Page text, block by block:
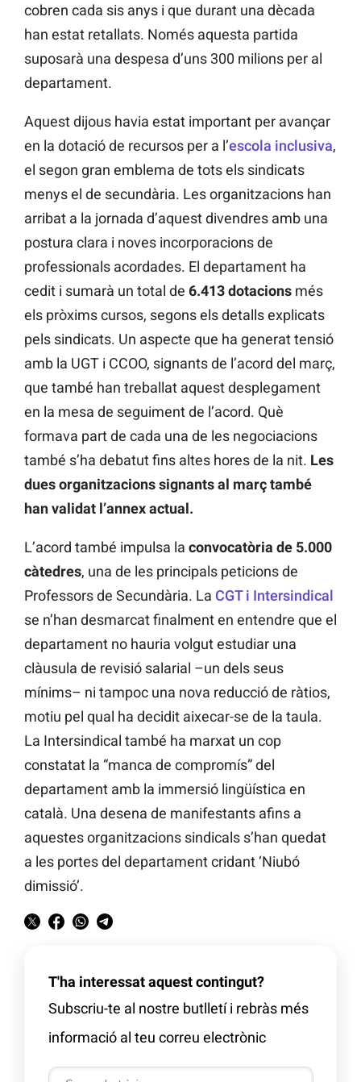
cobren cada sis anys i que durant una dècada
han estat retallats. Només aquesta partida
suposarà una despesa d’uns 300 milions per al
departament.
Aquest dijous havia estat important per avançar
en la dotació de recursos per a l’escola inclusiva,
el segon gran emblema de tots els sindicats
menys el de secundària. Les organitzacions han
arribat a la jornada d’aquest divendres amb una
postura clara i noves incorporacions de
professionals acordades. El departament ha
cedit i sumarà un total de 6.413 dotacions més
els pròxims cursos, segons els detalls explicats
pels sindicats. Un aspecte que ha generat tensió
amb la UGT i CCOO, signants de l’acord del març,
que també han treballat aquest desplegament
en la mesa de seguiment de l’acord. Què
formava part de cada una de les negociacions
també s’ha debatut fins altes hores de la nit. Les
dues organitzacions signants al març també
han validat l’annex actual.
L’acord també impulsa la convocatòria de 5.000
càtedres, una de les principals peticions de
Professors de Secundària. La CGT i Intersindical
se n’han desmarcat finalment en entendre que el
departament no hauria volgut estudiar una
clàusula de revisió salarial –un dels seus
mínims– ni tampoc una nova reducció de ràtios,
motiu pel qual ha decidit aixecar-se de la taula.
La Intersindical també ha marxat un cop
constatat la “manca de compromís” del
departament amb la immersió lingüística en
català. Una desena de manifestants afins a
aquestes organitzacions sindicals s’han quedat
a les portes del departament cridant ‘Niubó
dimissió’.
T'ha interessat aquest contingut?
Subscriu-te al nostre butlletí i rebràs més
informació al teu correu electrònic